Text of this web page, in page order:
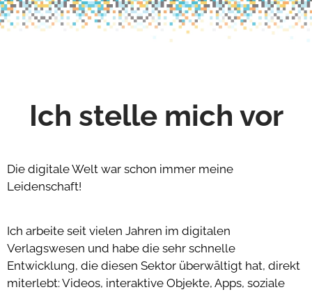
Ich stelle mich vor
Die digitale Welt war schon immer meine
Leidenschaft!
Ich arbeite seit vielen Jahren im digitalen
Verlagswesen und habe die sehr schnelle
Entwicklung, die diesen Sektor überwältigt hat, direkt
miterlebt: Videos, interaktive Objekte, Apps, soziale